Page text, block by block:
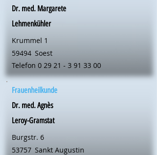
Dr. med. Margarete
Lehmenkühler
Krummel 1
59494 Soest
Telefon 0 29 21 - 3 91 33 00
Frauenheilkunde
Dr. med. Agnès
Leroy-Gramstat
Burgstr. 6
53757 Sankt Augustin